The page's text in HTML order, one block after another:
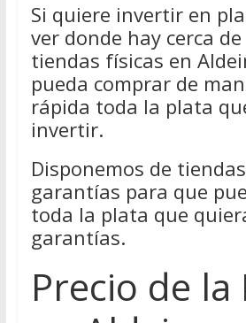
Si quiere invertir en
ver donde hay cerca
tiendas físicas en
pueda comprar de
rápida toda la plata
invertir.
Disponemos de
garantías para que
toda la plata que
garantías.
Precio de la